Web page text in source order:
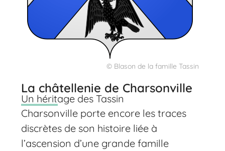
La châtellenie de Charsonville
Un héritage des Tassin
Charsonville porte encore les traces
discrètes de son histoire liée à
l’ascension d’une grande famille
© Blason de la famille Tassin